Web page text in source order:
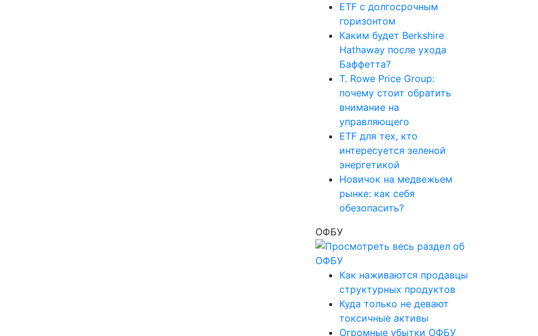
ETF с долгосрочным
горизонтом
Каким будет Berkshire
Hathaway после ухода
Баффетта?
T. Rowe Price Group:
почему стоит обратить
внимание на
управляющего
ETF для тех, кто
интересуется зеленой
энергетикой
Новичок на медвежьем
рынке: как себя
обезопасить?
ОФБУ
Как наживаются продавцы
структурных продуктов
Куда только не девают
токсичные активы
Огромные убытки ОФБУ